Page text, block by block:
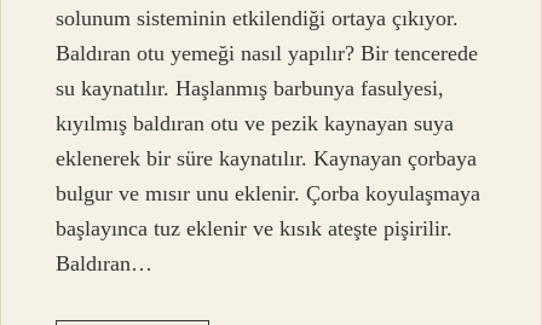
solunum sisteminin etkilendiği ortaya çıkıyor.
Baldıran otu yemeği nasıl yapılır? Bir tencerede
su kaynatılır. Haşlanmış barbunya fasulyesi,
kıyılmış baldıran otu ve pezik kaynayan suya
eklenerek bir süre kaynatılır. Kaynayan çorbaya
bulgur ve mısır unu eklenir. Çorba koyulaşmaya
başlayınca tuz eklenir ve kısık ateşte pişirilir.
Baldıran…